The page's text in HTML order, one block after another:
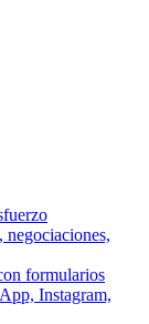
negociaciones,
formularios
Instagram,